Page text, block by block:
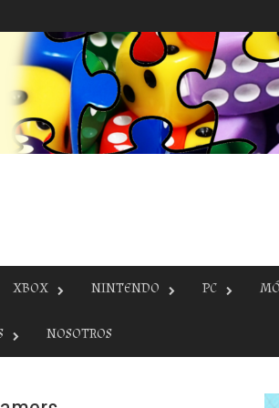
XBOX NINTENDO PC
NOSOTROS